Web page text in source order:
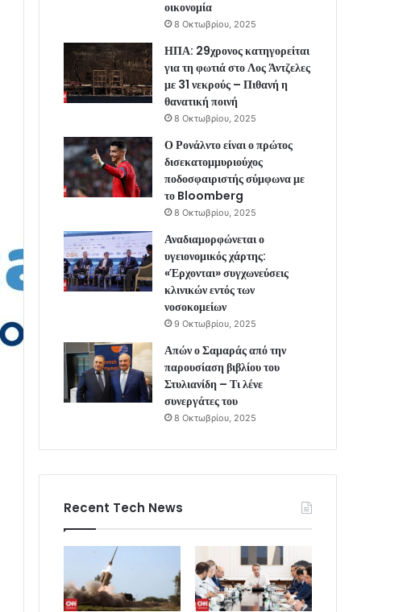
οικονομία
8 Οκτωβρίου, 2025
ΗΠΑ: 29χρονος κατηγορείται
για τη φωτιά στο Λος Άντζελες
με 31 νεκρούς – Πιθανή η
θανατική ποινή
8 Οκτωβρίου, 2025
Ο Ρονάλντο είναι ο πρώτος
δισεκατομμυριούχος
ποδοσφαιριστής σύμφωνα με
το Bloomberg
8 Οκτωβρίου, 2025
Αναδιαμορφώνεται ο
υγειονομικός χάρτης:
«Έρχονται» συγχωνεύσεις
κλινικών εντός των
νοσοκομείων
9 Οκτωβρίου, 2025
Απών ο Σαμαράς από την
παρουσίαση βιβλίου του
Στυλιανίδη – Τι λένε
συνεργάτες του
8 Οκτωβρίου, 2025
Recent Tech News